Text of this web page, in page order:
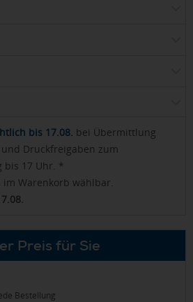
bis 17.08. bei Übermittlung
Druckfreigaben zum
bis 17 Uhr. *
Warenkorb wählbar.
Preis für Sie
Bestellung